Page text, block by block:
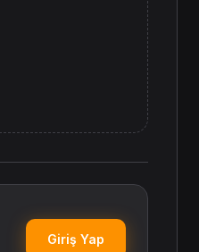
Giriş Yap